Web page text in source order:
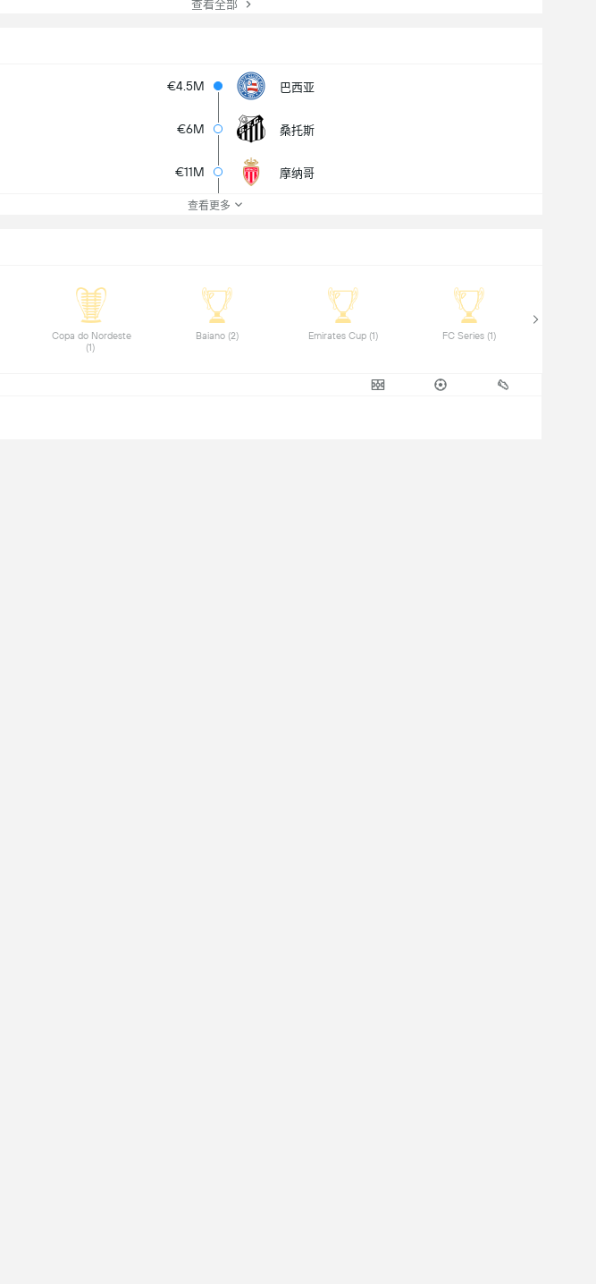
查看全部
€4.5M 巴西亚
€6M 桑托斯
€11M 摩纳哥
查看更多
Copa do Nordeste
(1)
Emirates Cup (1) FC Series (1)